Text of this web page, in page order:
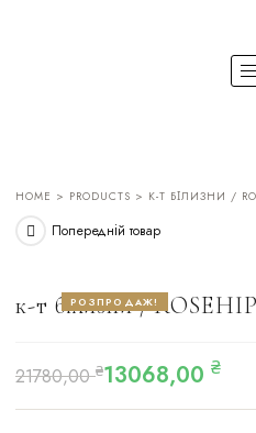
HOME > PRODUCTS > К-Т БІЛИЗНИ /
РОЗПРОДАЖ!
Попередній товар
к-т білизни /
21780,00₴13068,00 ₴